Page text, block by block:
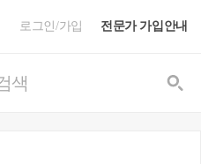
로그인/가입 전문가 가입안내